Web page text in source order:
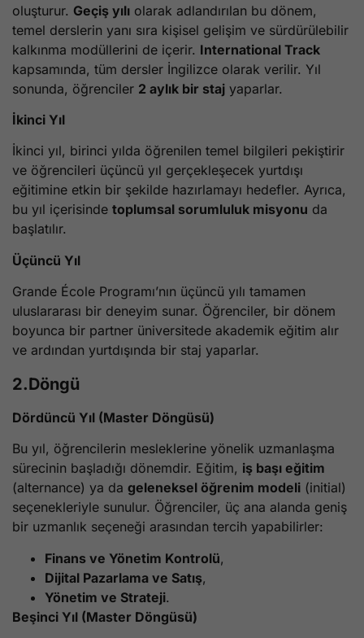
oluşturur. Geçiş yılı olarak adlandırılan bu dönem,
temel derslerin yanı sıra kişisel gelişim ve sürdürülebilir
kalkınma modüllerini de içerir. International Track
kapsamında, tüm dersler İngilizce olarak verilir. Yıl
sonunda, öğrenciler 2 aylık bir staj yaparlar.
İkinci Yıl
İkinci yıl, birinci yılda öğrenilen temel bilgileri pekiştirir
ve öğrencileri üçüncü yıl gerçekleşecek yurtdışı
eğitimine etkin bir şekilde hazırlamayı hedefler. Ayrıca,
bu yıl içerisinde toplumsal sorumluluk misyonu da
başlatılır.
Üçüncü Yıl
Grande École Programı’nın üçüncü yılı tamamen
uluslararası bir deneyim sunar. Öğrenciler, bir dönem
boyunca bir partner üniversitede akademik eğitim alır
ve ardından yurtdışında bir staj yaparlar.
2.Döngü
Dördüncü Yıl (Master Döngüsü)
Bu yıl, öğrencilerin mesleklerine yönelik uzmanlaşma
sürecinin başladığı dönemdir. Eğitim, iş başı eğitim
(alternance) ya da geleneksel öğrenim modeli (initial)
seçenekleriyle sunulur. Öğrenciler, üç ana alanda geniş
bir uzmanlık seçeneği arasından tercih yapabilirler:
Finans ve Yönetim Kontrolü,
Dijital Pazarlama ve Satış,
Yönetim ve Strateji.
Beşinci Yıl (Master Döngüsü)